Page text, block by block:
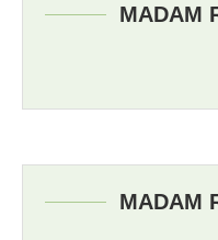
MADAM
MADAM